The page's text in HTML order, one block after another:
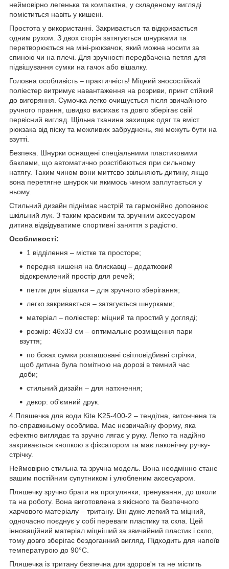
неймовірно легенька та компактна, у складеному вигляді
поміститься навіть у кишені.
Простота у використанні. Закривається та відкривається
одним рухом. З двох сторін затягується шнурками та
перетворюється на міні-рюкзачок, який можна носити за
спиною чи на плечі. Для зручності передбачена петля для
підвішування сумки на гачок або вішалку.
Головна особливість – практичність! Міцний зносостійкий
поліестер витримує навантаження на розриви, принт стійкий
до вигоряння. Сумочка легко очищується після звичайного
ручного прання, швидко висихає та довго зберігає свій
первісний вигляд. Щільна тканина захищає одяг та вміст
рюкзака від піску та можливих забруднень, які можуть бути на
взутті.
Безпека. Шнурки оснащені спеціальними пластиковими
баклами, що автоматично розстібаються при сильному
натягу. Таким чином вони миттєво звільняють дитину, якщо
вона перетягне шнурок чи якимось чином заплутається у
ньому.
Стильний дизайн піднімає настрій та гармонійно доповнює
шкільний лук. З таким красивим та зручним аксесуаром
дитина відвідуватиме спортивні заняття з радістю.
Особливості:
1 відділення – містке та просторе;
передня кишеня на блискавці – додатковий
відокремлений простір для речей;
петля для вішалки – для зручного зберігання;
легко закривається – затягується шнурками;
матеріал – поліестер: міцний та простий у догляді;
розмір: 46x33 см – оптимальне розміщення пари
взуття;
по боках сумки розташовані світловідбивні стрічки,
щоб дитина була помітною на дорозі в темний час
доби;
стильний дизайн – для натхнення;
декор: об'ємний друк.
4.Пляшечка для води Kite K25-400-2 – тендітна, витончена та
по-справжньому особлива. Має незвичайну форму, яка
ефектно виглядає та зручно лягає у руку. Легко та надійно
закривається кнопкою з фіксатором та має лаконічну ручку-
стрічку.
Неймовірно стильна та зручна модель. Вона неодмінно стане
вашим постійним супутником і улюбленим аксесуаром.
Пляшечку зручно брати на прогулянки, тренування, до школи
та на роботу. Вона виготовлена з якісного та безпечного
харчового матеріалу – тритану. Він дуже легкий та міцний,
одночасно поєднує у собі переваги пластику та скла. Цей
інноваційний матеріал міцніший за звичайний пластик і скло,
тому довго зберігає бездоганний вигляд. Підходить для напоїв
температурою до 90°C.
Пляшечка із тритану безпечна для здоров'я та не містить